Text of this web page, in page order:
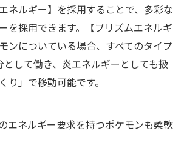
ネルギー】を採用することで、多彩な
を採用できます。【プリズムエネルギ
ンについている場合、すべてのタイプ
して働き、炎エネルギーとしても扱
り」で移動可能です。
エネルギー要求を持つポケモンも柔軟